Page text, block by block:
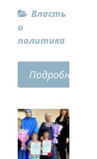
Власть
и
политика
Подробнее...